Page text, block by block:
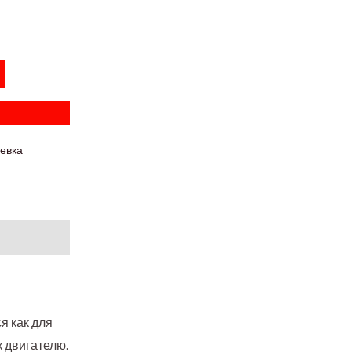
как для
двигателю.